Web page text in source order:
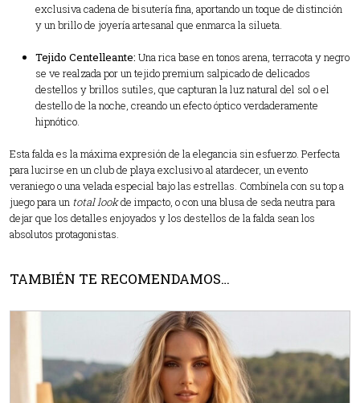
exclusiva cadena de bisutería fina, aportando un toque de distinción
y un brillo de joyería artesanal que enmarca la silueta.
Tejido Centelleante: Una rica base en tonos arena, terracota y negro
se ve realzada por un tejido premium salpicado de delicados
destellos y brillos sutiles, que capturan la luz natural del sol o el
destello de la noche, creando un efecto óptico verdaderamente
hipnótico.
Esta falda es la máxima expresión de la elegancia sin esfuerzo. Perfecta
para lucirse en un club de playa exclusivo al atardecer, un evento
veraniego o una velada especial bajo las estrellas. Combínela con su top a
juego para un total lookde impacto, o con una blusa de seda neutra para
dejar que los detalles enjoyados y los destellos de la falda sean los
absolutos protagonistas.
TAMBIÉN TE RECOMENDAMOS…